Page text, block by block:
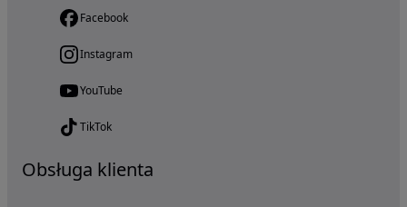
Facebook
Instagram
YouTube
TikTok
Obsługa klienta